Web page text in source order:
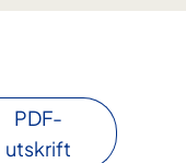
PDF-
utskrift